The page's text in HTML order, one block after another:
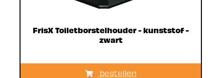
FrisX Toiletborstelhouder - kunststof -
zwart
bestellen